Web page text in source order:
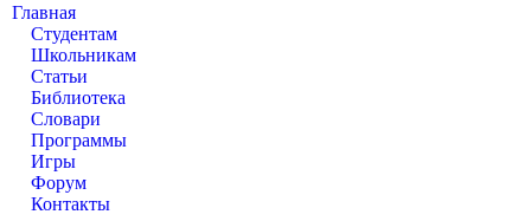
Главная
Студентам
Школьникам
Статьи
Библиотека
Словари
Программы
Игры
Форум
Контакты